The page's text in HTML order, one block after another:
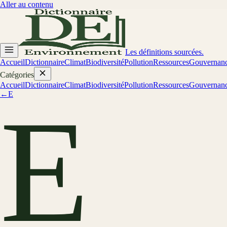
Aller au contenu
Les définitions sourcées.
AccueilDictionnaireClimatBiodiversitéPollutionRessources
Catégories
AccueilDictionnaireClimatBiodiversitéPollutionRessources
←E
E